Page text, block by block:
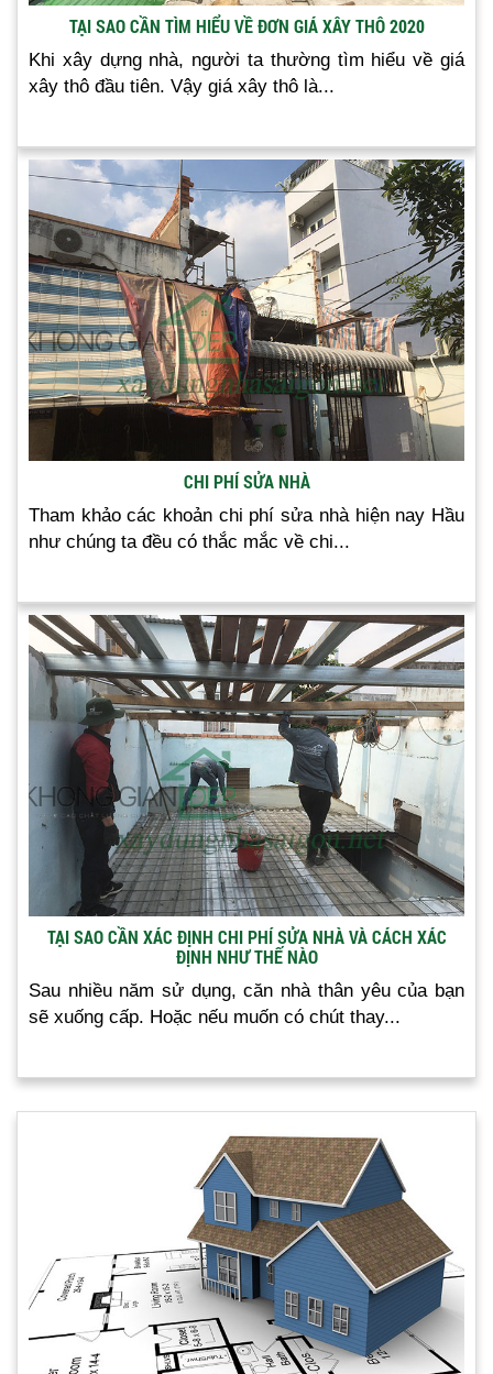
TẠI SAO CẦN TÌM HIỂU VỀ ĐƠN GIÁ XÂY THÔ 2020
Khi xây dựng nhà, người ta thường tìm hiểu về giá
xây thô đầu tiên. Vậy giá xây thô là...
CHI PHÍ SỬA NHÀ
Tham khảo các khoản chi phí sửa nhà hiện nay Hầu
như chúng ta đều có thắc mắc về chi...
TẠI SAO CẦN XÁC ĐỊNH CHI PHÍ SỬA NHÀ VÀ CÁCH XÁC
ĐỊNH NHƯ THẾ NÀO
Sau nhiều năm sử dụng, căn nhà thân yêu của bạn
sẽ xuống cấp. Hoặc nếu muốn có chút thay...